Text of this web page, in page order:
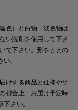
色）と白物・淡色物は
い洗剤を使用して下さ
で下さい。形をととの
。
けする商品と仕様やサ
都合上、お届け予定時
さい。